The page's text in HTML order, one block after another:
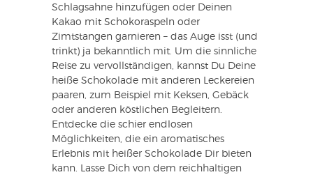
Schlagsahne hinzufügen oder Deinen
Kakao mit Schokoraspeln oder
Zimtstangen garnieren – das Auge isst (und
trinkt) ja bekanntlich mit. Um die sinnliche
Reise zu vervollständigen, kannst Du Deine
heiße Schokolade mit anderen Leckereien
paaren, zum Beispiel mit Keksen, Gebäck
oder anderen köstlichen Begleitern.
Entdecke die schier endlosen
Möglichkeiten, die ein aromatisches
Erlebnis mit heißer Schokolade Dir bieten
kann. Lasse Dich von dem reichhaltigen